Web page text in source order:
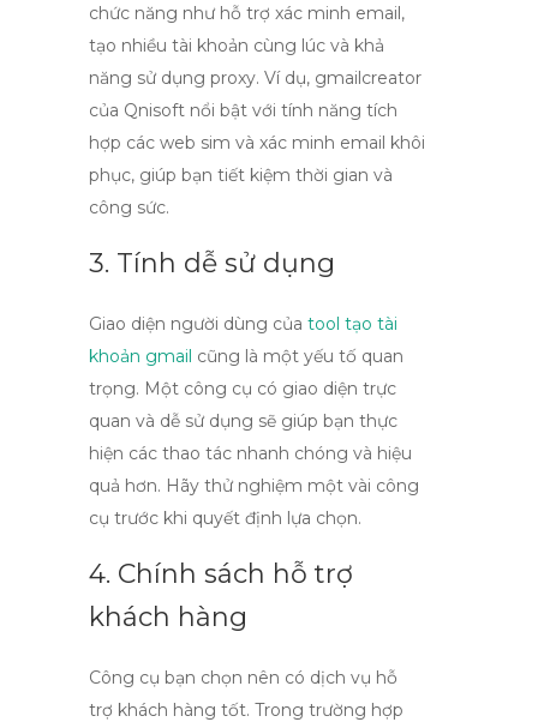
chức năng như hỗ trợ xác minh email,
tạo nhiều tài khoản cùng lúc và khả
năng sử dụng proxy. Ví dụ, gmailcreator
của Qnisoft nổi bật với tính năng tích
hợp các web sim và xác minh email khôi
phục, giúp bạn tiết kiệm thời gian và
công sức.
3. Tính dễ sử dụng
Giao diện người dùng của tool tạo tài
khoản gmail cũng là một yếu tố quan
trọng. Một công cụ có giao diện trực
quan và dễ sử dụng sẽ giúp bạn thực
hiện các thao tác nhanh chóng và hiệu
quả hơn. Hãy thử nghiệm một vài công
cụ trước khi quyết định lựa chọn.
4. Chính sách hỗ trợ
khách hàng
Công cụ bạn chọn nên có dịch vụ hỗ
trợ khách hàng tốt. Trong trường hợp